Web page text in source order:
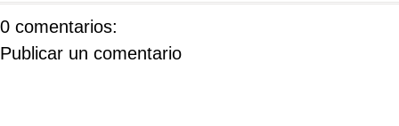
0 comentarios:
Publicar un comentario